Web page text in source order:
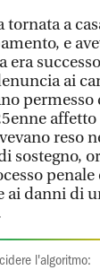
tornata a
e
era
ai
permesso
reso
sostegno,
ai danni di
l'algoritmo: